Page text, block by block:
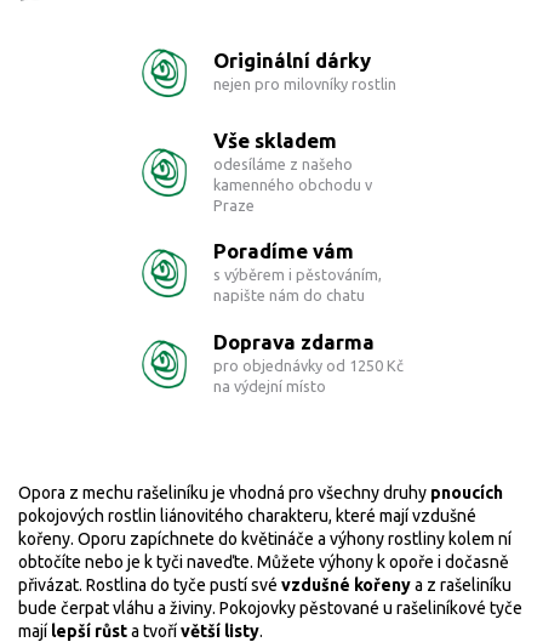
Originální dárky
nejen pro milovníky rostlin
Vše skladem
odesíláme z našeho
kamenného obchodu v
Praze
Poradíme vám
s výběrem i pěstováním,
napište nám do chatu
Doprava zdarma
pro objednávky od 1250 Kč
na výdejní místo
Opora z mechu rašeliníku je vhodná pro všechny druhy pnoucích
pokojových rostlin liánovitého charakteru, které mají vzdušné
kořeny. Oporu zapíchnete do květináče a výhony rostliny kolem ní
obtočíte nebo je k tyči naveďte. Můžete výhony k opoře i dočasně
přivázat. Rostlina do tyče pustí své vzdušné kořenya z rašeliníku
bude čerpat vláhu a živiny. Pokojovky pěstované u rašeliníkové tyče
mají lepší růsta tvořívětší listy.